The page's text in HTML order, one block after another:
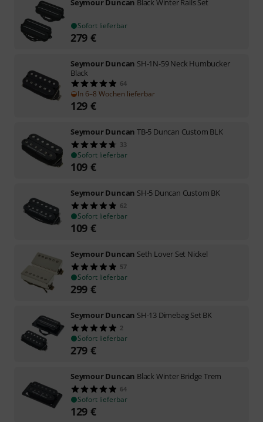
Sofort lieferbar
279 €
Seymour Duncan SH-1N-59 Neck Humbucker
Black
64
In 6–8 Wochen lieferbar
129 €
Seymour Duncan TB-5 Duncan Custom BLK
33
Sofort lieferbar
109 €
Seymour Duncan SH-5 Duncan Custom BK
62
Sofort lieferbar
109 €
Seymour Duncan Seth Lover Set Nickel
57
Sofort lieferbar
299 €
Seymour Duncan SH-13 Dimebag Set BK
2
Sofort lieferbar
279 €
Seymour Duncan Black Winter Bridge Trem
64
Sofort lieferbar
129 €